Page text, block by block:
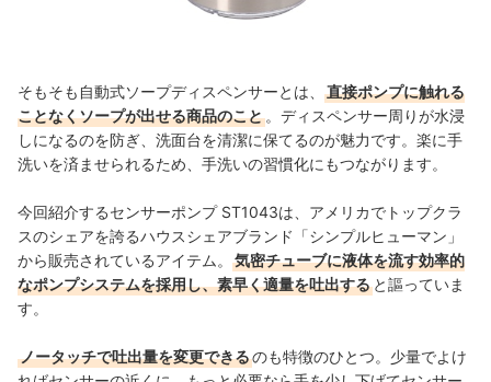
そもそも自動式ソープディスペンサーとは、
直接ポンプに触れる
ことなくソープが出せる商品のこと 。ディスペンサー周りが水浸
しになるのを防ぎ、洗面台を清潔に保てるのが魅力です。楽に手
洗いを済ませられるため、手洗いの習慣化にもつながります。
今回紹介するセンサーポンプ ST1043は、アメリカでトップクラ
スのシェアを誇るハウスシェアブランド「シンプルヒューマン」
から販売されているアイテム。
気密チューブに液体を流す効率的
なポンプシステムを採用し、素早く適量を吐出する と謳っていま
す。
ノータッチで吐出量を変更できるのも特徴のひとつ。少量でよけ